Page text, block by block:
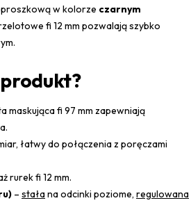
w kolorze czarnym
fi 12 mm pozwalają szybko
maskująca fi 97 mm zapewniają
łatwy do połączenia z poręczami
rurek fi 12 mm.
– stałana odcinki poziome, regulowana